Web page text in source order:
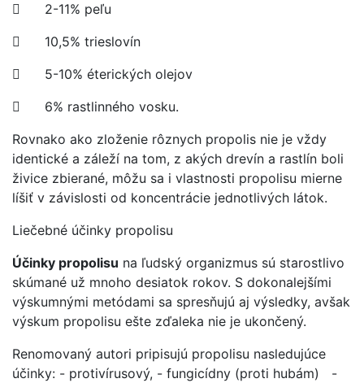
 2-11% peľu
 10,5% trieslovín
 5-10% éterických olejov
 6% rastlinného vosku.
Rovnako ako zloženie rôznych propolis nie je vždy
identické a záleží na tom, z akých drevín a rastlín boli
živice zbierané, môžu sa i vlastnosti propolisu mierne
líšiť v závislosti od koncentrácie jednotlivých látok.
Liečebné účinky propolisu
Účinky propolisu na ľudský organizmus sú starostlivo
skúmané už mnoho desiatok rokov. S dokonalejšími
výskumnými metódami sa spresňujú aj výsledky, avšak
výskum propolisu ešte zďaleka nie je ukončený.
Renomovaný autori pripisujú propolisu nasledujúce
účinky: - protivírusový, - fungicídny (proti hubám) -